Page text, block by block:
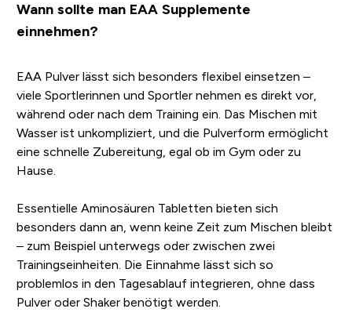
Wann sollte man EAA Supplemente
einnehmen?
EAA Pulver lässt sich besonders flexibel einsetzen –
viele Sportlerinnen und Sportler nehmen es direkt vor,
während oder nach dem Training ein. Das Mischen mit
Wasser ist unkompliziert, und die Pulverform ermöglicht
eine schnelle Zubereitung, egal ob im Gym oder zu
Hause.
Essentielle Aminosäuren Tabletten bieten sich
besonders dann an, wenn keine Zeit zum Mischen bleibt
– zum Beispiel unterwegs oder zwischen zwei
Trainingseinheiten. Die Einnahme lässt sich so
problemlos in den Tagesablauf integrieren, ohne dass
Pulver oder Shaker benötigt werden.